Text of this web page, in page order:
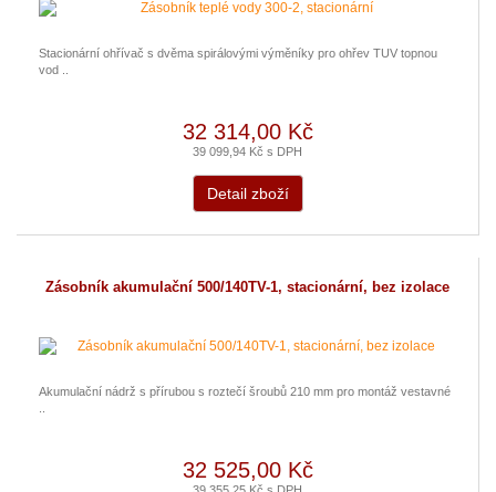
Stacionární ohřívač s dvěma spirálovými výměníky pro ohřev TUV topnou
vod ..
32 314,00 Kč
39 099,94 Kč s DPH
Detail zboží
Zásobník akumulační 500/140TV-1, stacionární, bez izolace
Akumulační nádrž s přírubou s roztečí šroubů 210 mm pro montáž vestavné
32 525,00 Kč